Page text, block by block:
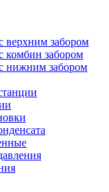
верхним забором
комбин забором
нижним забором